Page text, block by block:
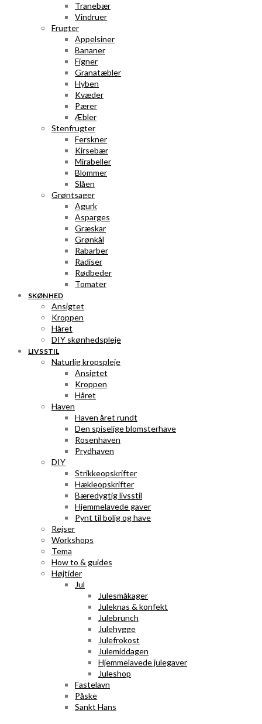
Tranebær
Vindruer
Frugter
Appelsiner
Bananer
Figner
Granatæbler
Hyben
Kvæder
Pærer
Æbler
Stenfrugter
Ferskner
Kirsebær
Mirabeller
Blommer
Slåen
Grøntsager
Agurk
Asparges
Græskar
Grønkål
Rabarber
Radiser
Rødbeder
Tomater
SKØNHED
Ansigtet
Kroppen
Håret
DIY skønhedspleje
LIVSSTIL
Naturlig kropspleje
Ansigtet
Kroppen
Håret
Haven
Haven året rundt
Den spiselige blomsterhave
Rosenhaven
Prydhaven
DIY
Strikkeopskrifter
Hækleopskrifter
Bæredygtig livsstil
Hjemmelavede gaver
Pynt til bolig og have
Rejser
Workshops
Tema
How to & guides
Højtider
Jul
Julesmåkager
Juleknas & konfekt
Julebrunch
Julehygge
Julefrokost
Julemiddagen
Hjemmelavede julegaver
Juleshop
Fastelavn
Påske
Sankt Hans